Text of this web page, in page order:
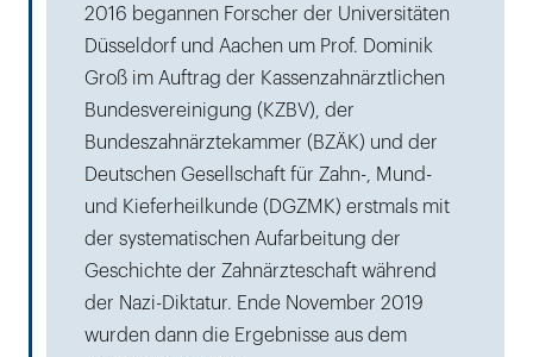
2016 begannen Forscher der Universitäten
Düsseldorf und Aachen um Prof. Dominik
Groß im Auftrag der Kassenzahnärztlichen
Bundesvereinigung (KZBV), der
Bundeszahnärztekammer (BZÄK) und der
Deutschen Gesellschaft für Zahn-, Mund-
und Kieferheilkunde (DGZMK) erstmals mit
der systematischen Aufarbeitung der
Geschichte der Zahnärzteschaft während
der Nazi-Diktatur. Ende November 2019
wurden dann die Ergebnisse aus dem